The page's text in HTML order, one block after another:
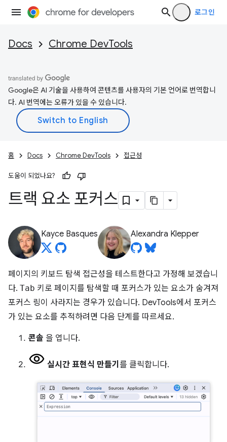
로그인
Docs Chrome DevTools
Google은 AI 기술을 사용하여 콘텐츠를 사용자의 기본 언어로 번역합니
다. AI 번역에는 오류가 있을 수 있습니다.
홈 Docs Chrome DevTools 접근성
도움이 되었나요?
트랙 요소 포커스
Kayce Basques Alexandra Klepper
페이지의 키보드 탐색 접근성을 테스트한다고 가정해 보겠습니
다. Tab 키로 페이지를 탐색할 때 포커스가 있는 요소가 숨겨져
포커스 링이 사라지는 경우가 있습니다. DevTools에서 포커스
가 있는 요소를 추적하려면 다음 단계를 따르세요.
콘솔 을 엽니다.
실시간 표현식 만들기 를 클릭합니다.